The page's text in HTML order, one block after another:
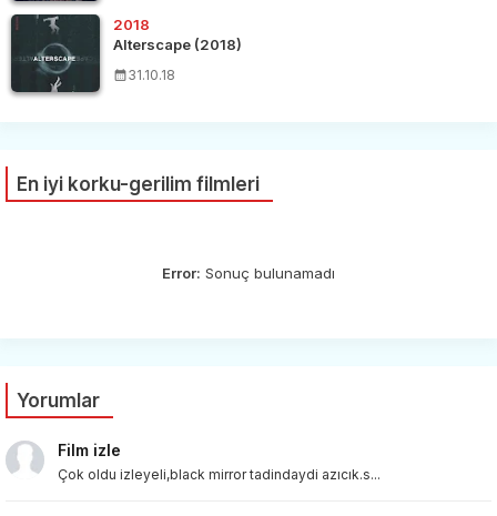
2018
Alterscape (2018)
31.10.18
En iyi korku-gerilim filmleri
Error: Sonuç bulunamadı
Yorumlar
Film izle
Çok oldu izleyeli,black mirror tadindaydi azıcık.s...